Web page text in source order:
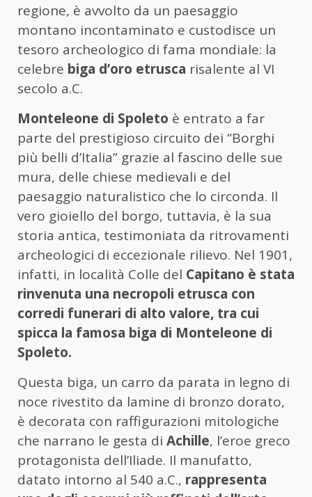
regione, è avvolto da un paesaggio
montano incontaminato e custodisce un
tesoro archeologico di fama mondiale: la
celebre biga d’oro etrusca risalente al VI
secolo a.C.
Monteleone di Spoleto è entrato a far
parte del prestigioso circuito dei “Borghi
più belli d’Italia” grazie al fascino delle sue
mura, delle chiese medievali e del
paesaggio naturalistico che lo circonda. Il
vero gioiello del borgo, tuttavia, è la sua
storia antica, testimoniata da ritrovamenti
archeologici di eccezionale rilievo. Nel 1901,
infatti, in località Colle del Capitano è stata
rinvenuta una necropoli etrusca con
corredi funerari di alto valore, tra cui
spicca la famosa biga di Monteleone di
Spoleto.
Questa biga, un carro da parata in legno di
noce rivestito da lamine di bronzo dorato,
è decorata con raffigurazioni mitologiche
che narrano le gesta di Achille, l’eroe greco
protagonista dell’Iliade. Il manufatto,
datato intorno al 540 a.C., rappresenta